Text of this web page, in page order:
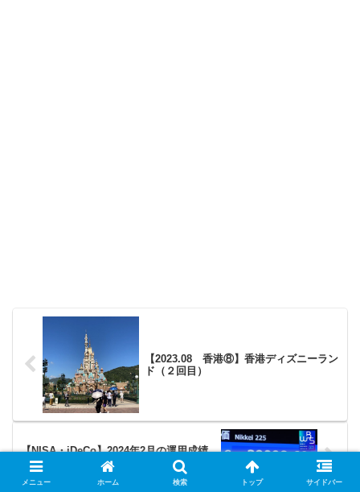
【2023.08 香港⑧】香港ディズニーラン
ド（２回目）
【NISA・iDeCo】2024年2月の運用成績
報告
メニュー ホーム 検索 トップ サイドバー